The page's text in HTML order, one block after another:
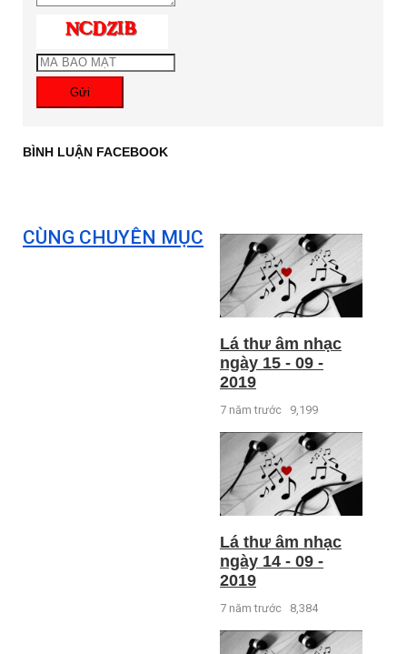
Gửi
BÌNH LUẬN FACEBOOK
CÙNG CHUYÊN MỤC
Lá thư âm nhạc
ngày 15 - 09 -
2019
7 năm trước 9,199
Lá thư âm nhạc
ngày 14 - 09 -
2019
7 năm trước 8,384